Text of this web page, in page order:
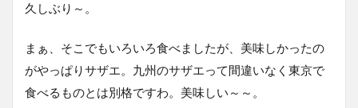
久しぶり～。
まぁ、そこでもいろいろ食べましたが、美味しかったの
がやっぱりサザエ。九州のサザエって間違いなく東京で
食べるものとは別格ですわ。美味しい～～。